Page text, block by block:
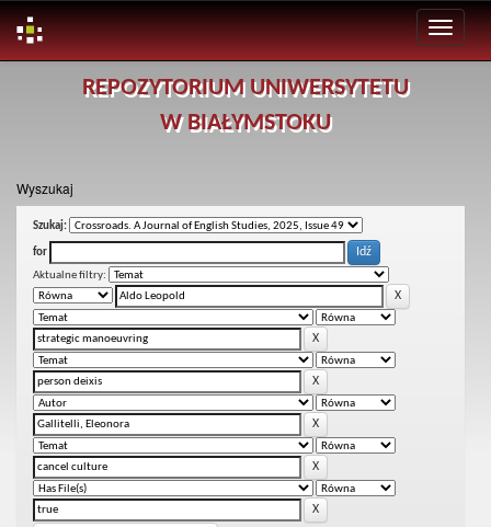
REPOZYTORIUM UNIWERSYTETU
W BIAŁYMSTOKU
Wyszukaj
Szukaj:
for
Aktualne filtry: